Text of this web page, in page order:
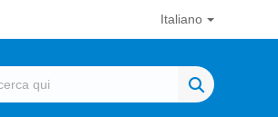
Italiano